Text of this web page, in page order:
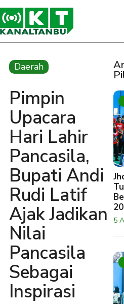
Daerah
Pimpin
Upacara
Hari Lahir
Pancasila,
Bupati Andi
Rudi Latif
Ajak Jadikan
Nilai
Pancasila
Sebagai
Inspirasi
5